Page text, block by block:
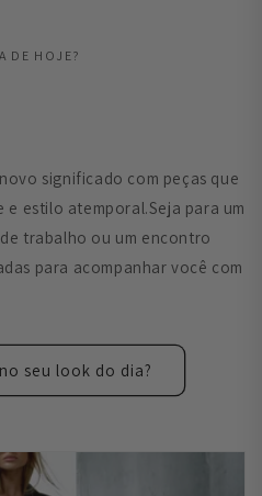
DE HOJE?
significado com peças que
estilo atemporal.Seja para um
trabalho ou um encontro
para acompanhar você com
seu look do dia?